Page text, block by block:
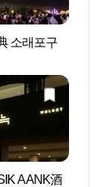
소래포구
AANK酒